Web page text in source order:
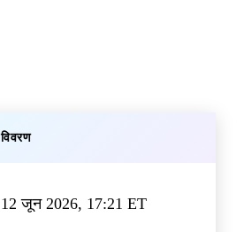
विवरण
12 जून 2026, 17:21 ET